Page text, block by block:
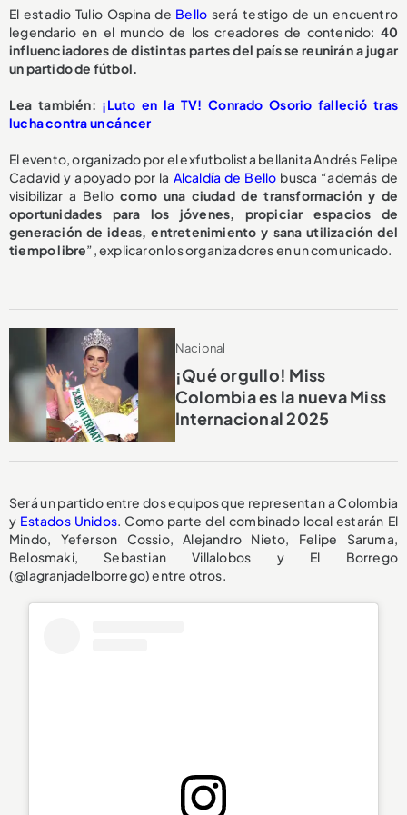
El estadio Tulio Ospina de Bello será testigo de un encuentro
legendario en el mundo de los creadores de contenido: 40
influenciadores de distintas partes del país se reunirán a jugar
un partido de fútbol.
Lea también: ¡Luto en la TV! Conrado Osorio falleció tras
lucha contra un cáncer
El evento, organizado por el exfutbolista bellanita Andrés Felipe
Cadavid y apoyado por la Alcaldía de Bello busca “además de
visibilizar a Bellocomo una ciudad de transformación y de
oportunidades para los jóvenes, propiciar espacios de
generación de ideas, entretenimiento y sana utilización del
tiempo libre”, explicaron los organizadores en un comunicado.
Nacional
¡Qué orgullo! Miss
Colombia es la nueva Miss
Internacional 2025
Será un partido entre dos equipos que representan a Colombia
y Estados Unidos. Como parte del combinado local estarán El
Mindo, Yeferson Cossio, Alejandro Nieto, Felipe Saruma,
Belosmaki, Sebastian Villalobos y El Borrego
(@lagranjadelborrego) entre otros.